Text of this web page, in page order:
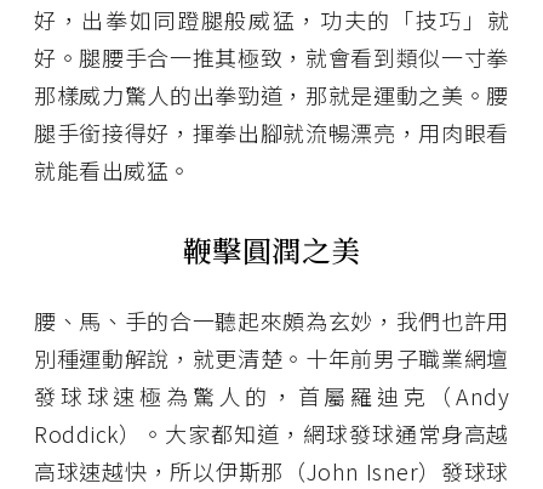
好，出拳如同蹬腿般威猛，功夫的「技巧」就
好。腿腰手合一推其極致，就會看到類似一寸拳
那樣威力驚人的出拳勁道，那就是運動之美。腰
腿手銜接得好，揮拳出腳就流暢漂亮，用肉眼看
就能看出威猛。
鞭擊圓潤之美
腰、馬、手的合一聽起來頗為玄妙，我們也許用
別種運動解說，就更清楚。十年前男子職業網壇
發球球速極為驚人的，首屬羅迪克（Andy
Roddick）。大家都知道，網球發球通常身高越
高球速越快，所以伊斯那（John Isner）發球球